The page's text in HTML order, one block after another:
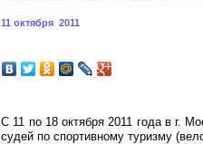
11 октября 2011
С 11 по 18 октября 2011 года в г.
судей по спортивному туризму